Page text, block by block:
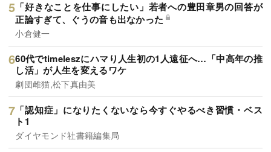
「好きなことを仕事にしたい」若者への豊田章男の回答が
正論すぎて、ぐうの音も出なかった
小倉健一
60代でtimeleszにハマり人生初の1人遠征へ…「中高年の推
し活」が人生を変えるワケ
劇団雌猫,松下真由美
「認知症」になりたくないなら今すぐやるべき習慣・ベス
ト1
ダイヤモンド社書籍編集局